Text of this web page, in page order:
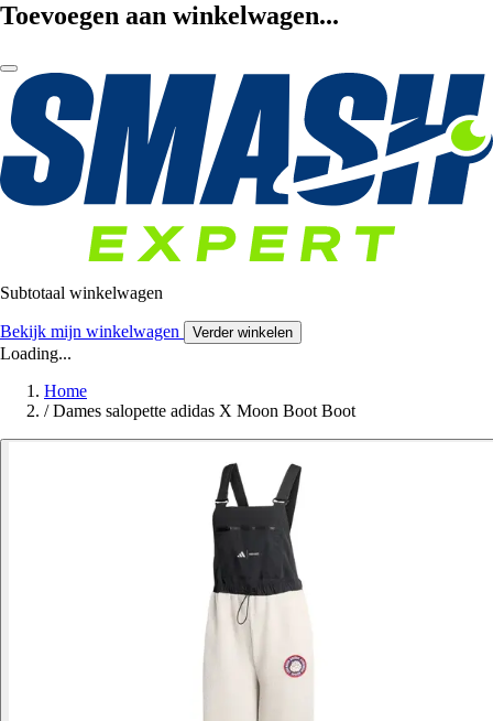
Toevoegen aan winkelwagen...
Subtotaal winkelwagen
Bekijk mijn winkelwagen Verder winkelen
Loading...
Home
/ Dames salopette adidas X Moon Boot Boot